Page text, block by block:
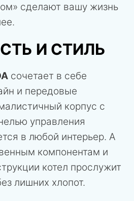
сделают вашу жизнь
И СТИЛЬ
сочетает в себе
и передовые
корпус с
управления
в любой интерьер. А
компонентам и
котел прослужит
лишних хлопот.